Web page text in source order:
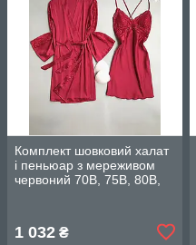
Комплект шовковий халат
і пеньюар з мереживом
червоний 70B, 75B, 80B,
1 032 ₴